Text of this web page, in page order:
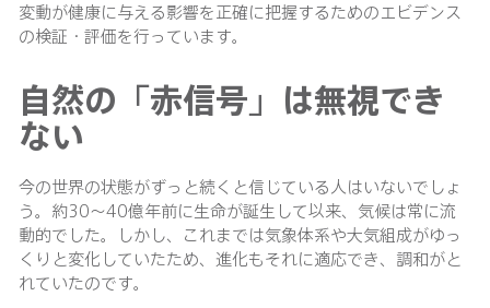
変動が健康に与える影響を正確に把握するためのエビデンス
の検証・評価を行っています。
自然の「赤信号」は無視でき
ない
今の世界の状態がずっと続くと信じている人はいないでしょ
う。約30〜40億年前に生命が誕生して以来、気候は常に流
動的でした。しかし、これまでは気象体系や大気組成がゆっ
くりと変化していたため、進化もそれに適応でき、調和がと
れていたのです。